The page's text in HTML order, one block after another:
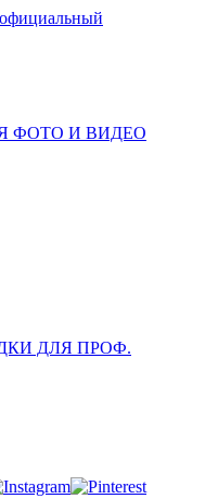
ФОТО И ВИДЕО
ДЛЯ ПРОФ.